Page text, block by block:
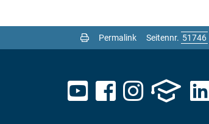
Permalink Seitennr.